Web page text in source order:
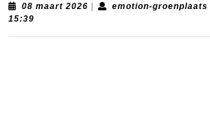
08 maart 2026 08
emotion-groenplaats
15:39